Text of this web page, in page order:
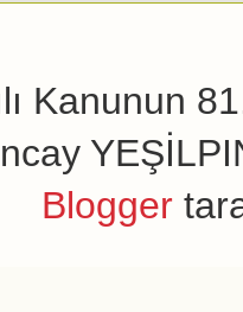
Kanunun
Blogger